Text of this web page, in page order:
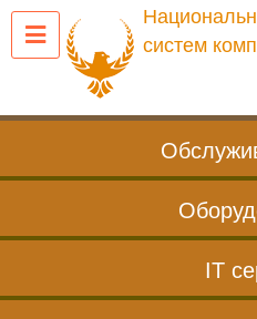
Перейти
содержанию
систем
IT